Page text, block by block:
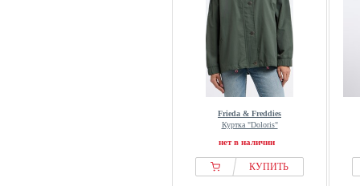
Frieda & Freddies
Куртка "Doloris"
нет в наличии
КУПИТЬ